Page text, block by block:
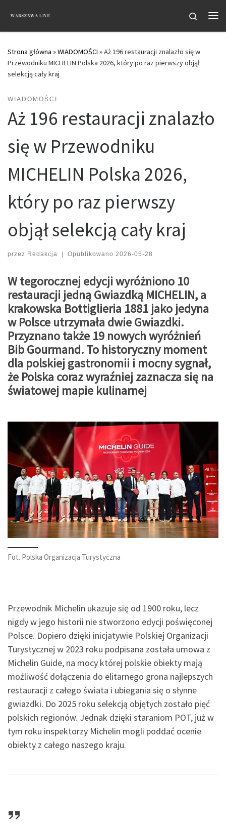
Przejdź do treści
Search
Strona główna »WIADOMOŚCI »Aż 196 restauracji znalazło się w
Przewodniku MICHELIN Polska 2026, który po raz pierwszy objął
selekcją cały kraj
WIADOMOŚCI
Aż 196 restauracji znalazło
się w Przewodniku
MICHELIN Polska 2026,
który po raz pierwszy
objął selekcją cały kraj
przez Redakcja | Opublikowano 2026-05-28
W tegorocznej edycji wyróżniono 10
restauracji jedną Gwiazdką MICHELIN, a
krakowska Bottiglieria 1881 jako jedyna
w Polsce utrzymała dwie Gwiazdki.
Przyznano także 19 nowych wyróżnień
Bib Gourmand. To historyczny moment
dla polskiej gastronomii i mocny sygnał,
że Polska coraz wyraźniej zaznacza się na
światowej mapie kulinarnej
Fot. Polska Organizacja Turystyczna
Przewodnik Michelin ukazuje się od 1900 roku, lecz
nigdy w jego historii nie stworzono edycji poświęconej
Polsce. Dopiero dzięki inicjatywie Polskiej Organizacji
Turystycznej w 2023 roku podpisana została umowa z
Michelin Guide, na mocy której polskie obiekty mają
możliwość dołączenia do elitarnego grona najlepszych
restauracji z całego świata i ubiegania się o słynne
gwiazdki. Do 2025 roku selekcją objętych zostało pięć
polskich regionów. Jednak dzięki staraniom POT, już w
tym roku inspektorzy Michelin mogli poddać ocenie
obiekty z całego naszego kraju.